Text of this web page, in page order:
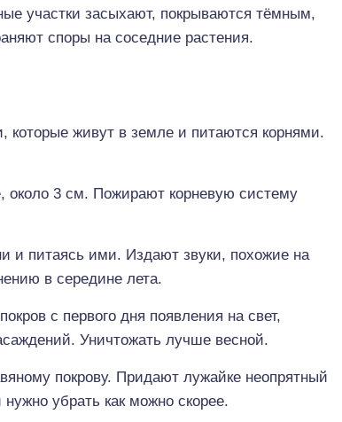
участки засыхают, покрываются тёмным,
споры на соседние растения.
живут в земле и питаются корнями.
около 3 см. Пожирают корневую систему
и питаясь ими. Издают звуки, похожие на
в середине лета.
с первого дня появления на свет,
Уничтожать лучше весной.
покрову. Придают лужайке неопрятный
убрать как можно скорее.